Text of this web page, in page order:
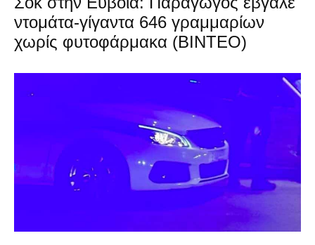
ντομάτα-γίγαντα 646 γραμμαρίων
χωρίς φυτοφάρμακα (ΒΙΝΤΕΟ)